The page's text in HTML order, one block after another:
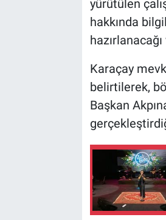
yürütülen
hakkında
Karaçay
belirtilerek,
Başkan